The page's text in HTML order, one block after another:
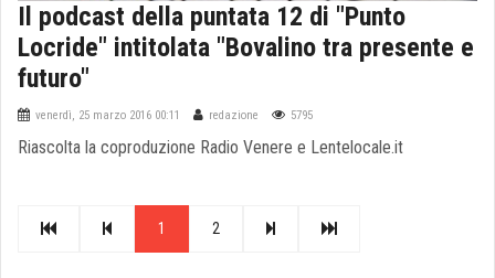
Il podcast della puntata 12 di "Punto
Locride" intitolata "Bovalino tra presente e
futuro"
venerdì, 25 marzo 2016 00:11 redazione 5795
Riascolta la coproduzione Radio Venere e Lentelocale.it
1 2